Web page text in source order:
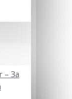
– За